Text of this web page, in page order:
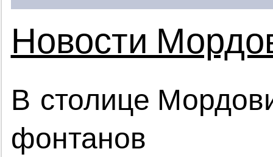
Новости
В столице
фонтанов